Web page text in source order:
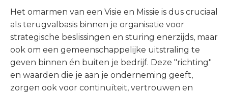
Het omarmen van een Visie en Missie is dus cruciaal
als terugvalbasis binnen je organisatie voor
strategische beslissingen en sturing enerzijds, maar
ook om een gemeenschappelijke uitstraling te
geven binnen én buiten je bedrijf. Deze "richting"
en waarden die je aan je onderneming geeft,
zorgen ook voor continuïteit, vertrouwen en